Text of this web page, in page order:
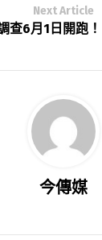
Next Article
查6月1日開跑
今傳媒